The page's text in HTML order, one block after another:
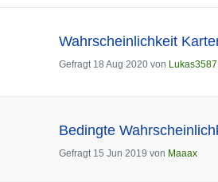
Wahrscheinlichkeit
Gefragt 18 Aug 2020 von Lukas3587
Bedingte
Gefragt 15 Jun 2019 von Maaax